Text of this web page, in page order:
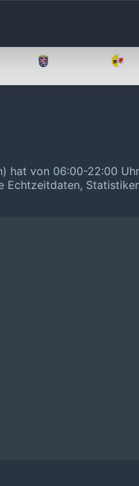
hat von 06:00-22:00
Echtzeitdaten,